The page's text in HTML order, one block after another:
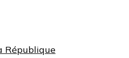
République